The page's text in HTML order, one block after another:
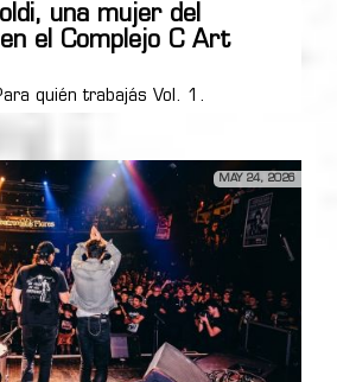
una mujer del
el Complejo C Art
quién trabajás Vol. 1.
MAY 24, 2026